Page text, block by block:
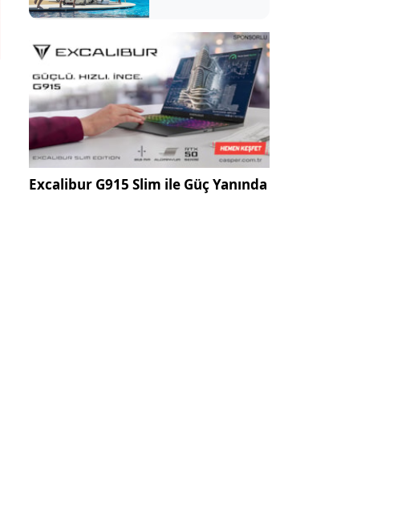
Excalibur G915 Slim ile Güç Yanında